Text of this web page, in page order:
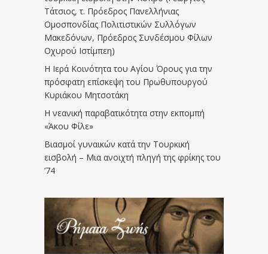
Τάτσιος, τ. Πρόεδρος Πανελλήνιας
Ομοσπονδίας Πολιτιστικών Συλλόγων
Μακεδόνων, Πρόεδρος Συνδέσμου Φίλων
Οχυρού Ιστίμπεη)
Η Ιερά Κοινότητα του Αγίου Όρους για την
πρόσφατη επίσκεψη του Πρωθυπουργού
Κυριάκου Μητσοτάκη
Η νεανική παραβατικότητα στην εκπομπή
«Άκου Φίλε»
Βιασμοί γυναικών κατά την Τουρκική
εισβολή – Μια ανοιχτή πληγή της φρίκης του
’74